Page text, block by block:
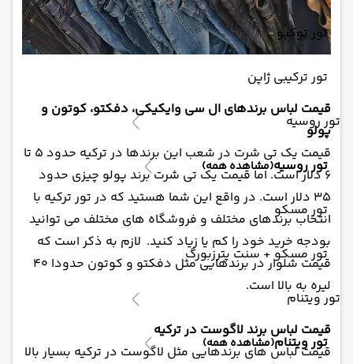
تور توکیو
تور ترکیبی ژاپن
تور روسیه
تور روسیه(مشاهده همه)
تور مسکو
تور مسکو + سنت پترزبورگ
تور ویتنام
تور ویتنام(مشاهده همه)
قیمت لباس برندهای ال سی وایکیکی، دفکتو، کوتون و
پولو
قیمت یک تی شرت در شعب این برندها در ترکیه حدود 5 تا
6 دلار است. اما قیمت یک تی شرت برند پولو چیزی حدود
35 دلار است. در واقع این شما هستید که در تور ترکیه با
انتخاب برندهای مختلف و فروشگاه های مختلف می توانید
بودجه خرید خود را کم یا زیاد کنید. لازم به ذکر است که
قیمت شلوار در برندهایی مثل دفکتو و کوتون حدودا 40
لیره به بالا است.
قیمت لباس برند لاگوست در ترکیه
قیمت لباس های برندهایی مثل لاگوست در ترکیه بسیار بالا